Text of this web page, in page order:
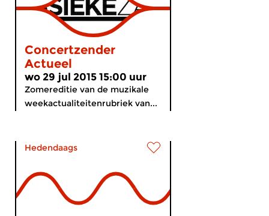
Concertzender
Actueel
wo 29 jul 2015 15:00 uur
Zomereditie van de muzikale
weekactualiteitenrubriek van...
Hedendaags